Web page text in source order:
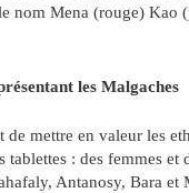
nom Mena (rouge) Kao
les Malgaches
de mettre en valeur les
tablettes : des femmes et
Antanosy, Bara et